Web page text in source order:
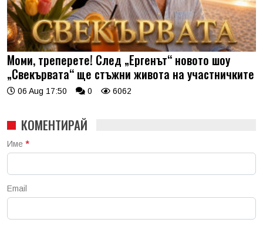
Моми, треперете! След „Ергенът“ новото шоу
„Свекървата“ ще стъжни живота на участничките
06 Aug 17:50 0 6062
КОМЕНТИРАЙ
Име *
Email